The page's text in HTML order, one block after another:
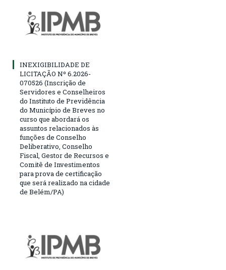
INEXIGIBILIDADE DE
LICITAÇÃO Nº 6.2026-
070526 (Inscrição de
Servidores e Conselheiros
do Instituto de Previdência
do Município de Breves no
curso que abordará os
assuntos relacionados às
funções de Conselho
Deliberativo, Conselho
Fiscal, Gestor de Recursos e
Comitê de Investimentos
para prova de certificação
que será realizado na cidade
de Belém/PA)